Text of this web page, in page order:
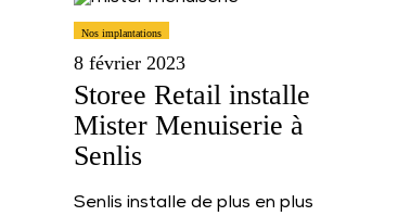
Nos implantations
8 février 2023
Storee Retail installe
Mister Menuiserie à
Senlis
Senlis installe de plus en plus